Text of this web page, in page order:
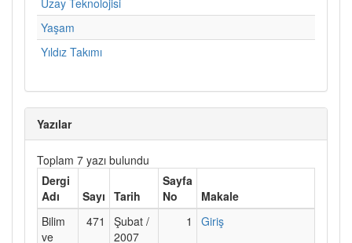
Yaşam
Yıldız Takımı
Yazılar
Toplam 7 yazı bulundu
Dergi
Adı
Sayı Tarih
Sayfa
No
Makale
Bilim
ve
471
Şubat /
2007
1 Giriş